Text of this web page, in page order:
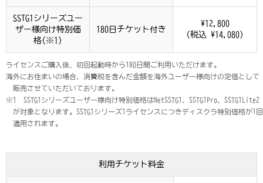
SSTG1シリーズユー
ザー様向け特別価
格(※1)
180日チケット付き
¥12,800
(税込 ¥14,080)
ライセンスご購入後、初回起動時から180日間ご利用いただけます。
海外にお住まいの場合、消費税を含んだ金額を海外ユーザー様向けの定価として
販売させていただいております。
※1 SSTG1シリーズユーザー様向け特別価格はNetSSTG1、SSTG1Pro、SSTG1Lite2
が対象となります。SSTG1シリーズ1ライセンスにつきディスクラ特別価格が1回
適用されます。
利用チケット料金